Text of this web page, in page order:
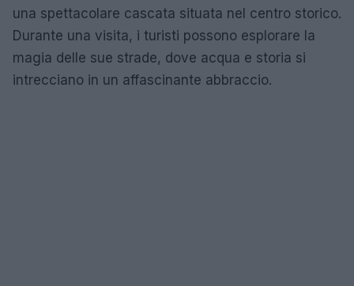
una spettacolare cascata situata nel centro storico.
Durante una visita, i turisti possono esplorare la
magia delle sue strade, dove acqua e storia si
intrecciano in un affascinante abbraccio.